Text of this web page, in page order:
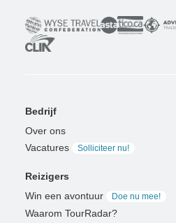
Bedrijf
Over ons
Vacatures
Solliciteer nu!
Reizigers
Win een avontuur
Doe nu mee!
Waarom TourRadar?